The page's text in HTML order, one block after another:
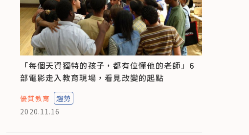
「每個天資獨特的孩子，都有位懂他的老師」6
部電影走入教育現場，看見改變的起點
優質教育
趨勢
2020.11.16